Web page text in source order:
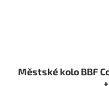
Městské kolo BBF